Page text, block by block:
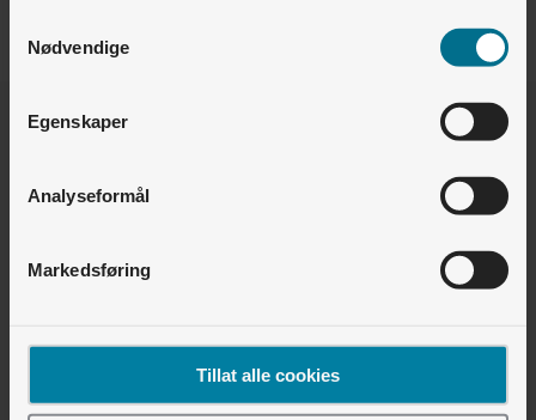
Nødvendige
Egenskaper
Analyseformål
Markedsføring
Tillat alle cookies
Var denne artikkelen nyttig for deg?
Relaterte artikler
TV • Fjernkontroll til tv- og strømmeboks